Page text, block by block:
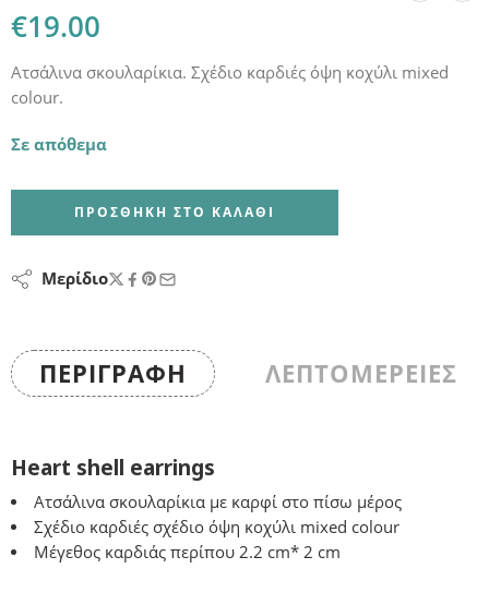
€19.00
Ατσάλινα σκουλαρίκια. Σχέδιο καρδιές όψη κοχύλι mixed
colour.
Σε απόθεμα
ΠΡΟΣΘΉΚΗ ΣΤΟ ΚΑΛΆΘΙ
Μερίδιο
ΠΕΡΙΓΡΑΦΉ ΛΕΠΤΟΜΕΡΕΙΕΣ
Heart shell earrings
Ατσάλινα σκουλαρίκια με καρφί στο πίσω μέρος
Σχέδιο καρδιές σχέδιο όψη κοχύλι mixed colour
Μέγεθος καρδιάς περίπου 2.2 cm* 2 cm